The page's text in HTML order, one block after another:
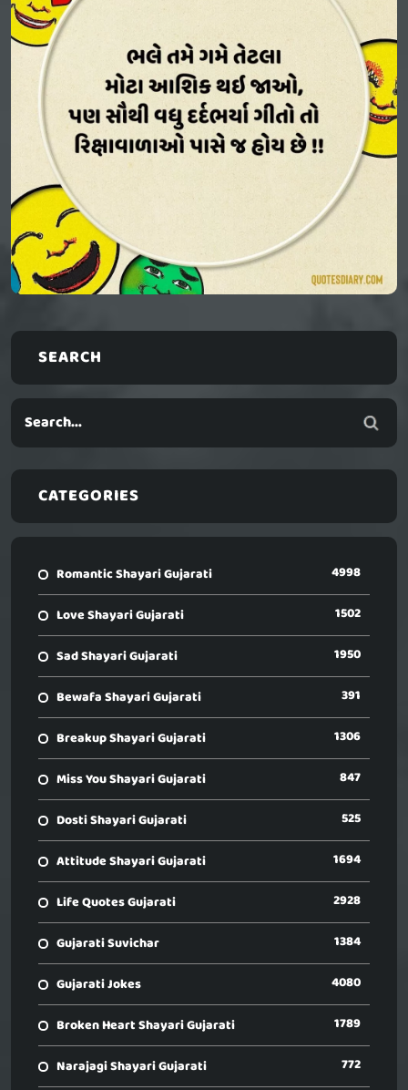
SEARCH
CATEGORIES
Romantic Shayari Gujarati 4998
Love Shayari Gujarati 1502
Sad Shayari Gujarati 1950
Bewafa Shayari Gujarati 391
Breakup Shayari Gujarati 1306
Miss You Shayari Gujarati 847
Dosti Shayari Gujarati 525
Attitude Shayari Gujarati 1694
Life Quotes Gujarati 2928
Gujarati Suvichar 1384
Gujarati Jokes 4080
Broken Heart Shayari Gujarati 1789
Narajagi Shayari Gujarati 772